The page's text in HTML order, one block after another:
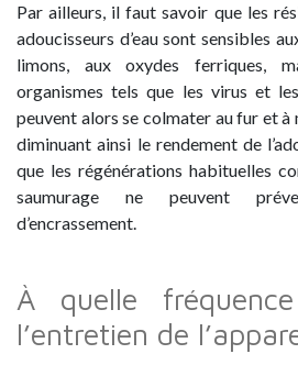
Par ailleurs, il faut savoir que les
adoucisseurs d’eau sont sensibles
limons, aux oxydes ferriques,
organismes tels que les virus et
peuvent alors se colmater au fur et à
diminuant ainsi le rendement de
que les régénérations habituelles
saumurage ne peuvent
d’encrassement.
À quelle
l’entretien de